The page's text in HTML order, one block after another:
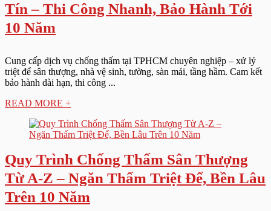
Tín – Thi Công Nhanh, Bảo Hành Tới
10 Năm
Cung cấp dịch vụ chống thấm tại TPHCM chuyên nghiệp – xử lý
triệt để sân thượng, nhà vệ sinh, tường, sàn mái, tầng hầm. Cam kết
bảo hành dài hạn, thi công ...
READ MORE +
Quy Trình Chống Thấm Sân Thượng
Từ A-Z – Ngăn Thấm Triệt Để, Bền Lâu
Trên 10 Năm